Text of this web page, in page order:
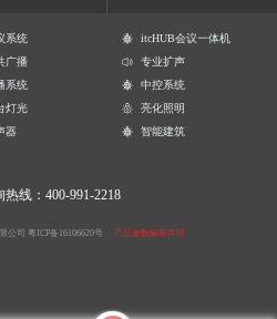
系统
itcHUB会议一体机
广播
专业扩声
系统
中控系统
灯光
亮化照明
器
智能建筑
热线：400-991-2218
公司 粤ICP备16106620号 产品参数解释声明